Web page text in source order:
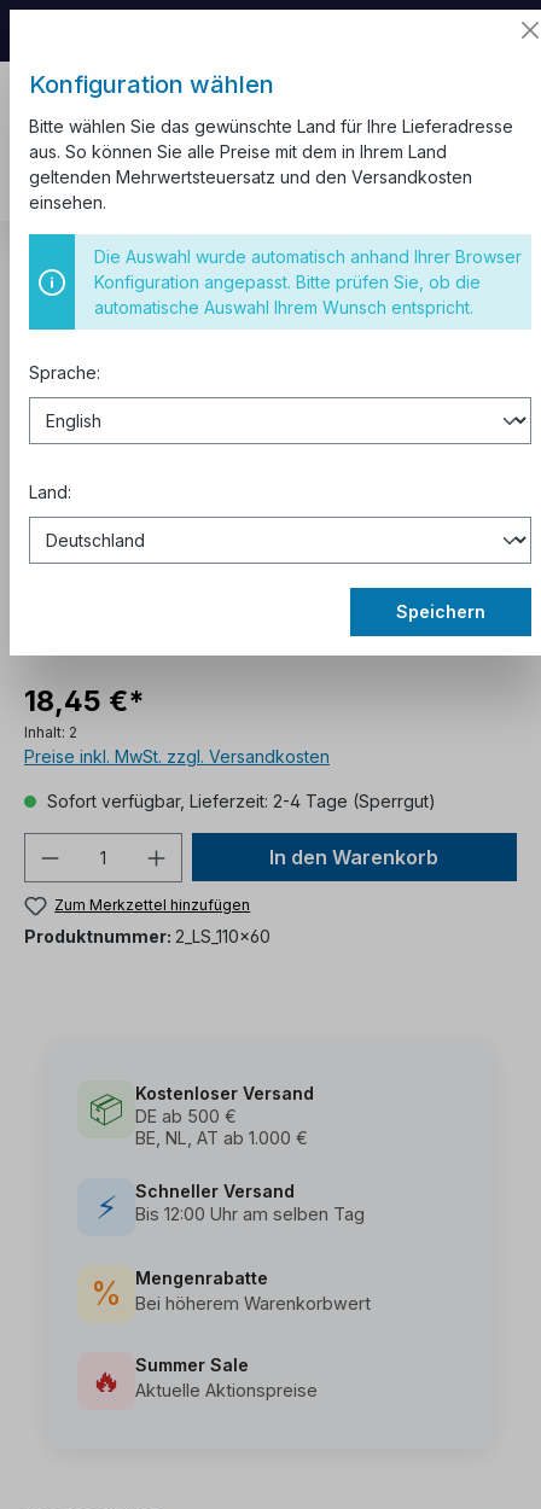
Kabelkanal Weiß
2m Kabelkanal zum Schrauben
18,45 €*
Inhalt: 2
Preise inkl. MwSt. zzgl. Versandkosten
Sofort verfügbar, Lieferzeit: 2-4 Tage (Sperrgut)
In den Warenkorb
Zum Merkzettel hinzufügen
Produktnummer: 2_LS_110x60
📦
Kostenloser Versand
DE ab 500 €
BE, NL, AT ab 1.000 €
⚡
Schneller Versand
Bis 12:00 Uhr am selben Tag
%
Mengenrabatte
Bei höherem Warenkorbwert
🔥
Summer Sale
Aktuelle Aktionspreise
Konfiguration wählen
Bitte wählen Sie das gewünschte Land für Ihre Lieferadresse
aus. So können Sie alle Preise mit dem in Ihrem Land
geltenden Mehrwertsteuersatz und den Versandkosten
einsehen.
Die Auswahl wurde automatisch anhand Ihrer Browser
Konfiguration angepasst. Bitte prüfen Sie, ob die
automatische Auswahl Ihrem Wunsch entspricht.
Sprache:
Land:
Speichern